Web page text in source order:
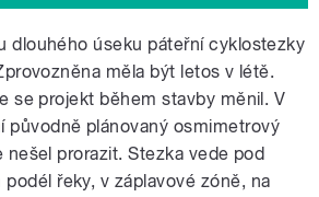
dlouhého úseku páteřní cyklostezky
měla být letos v létě.
se projekt během stavby měnil. V
původně plánovaný osmimetrový
nešel prorazit. Stezka vede pod
řeky, v záplavové zóně, na